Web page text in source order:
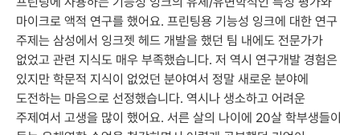
마이크로 액적 연구를 했어요. 프린팅용 기능성 잉크에 대한 연구
주제는 삼성에서 잉크젯 헤드 개발을 했던 팀 내에도 전문가가
없었고 관련 지식도 매우 부족했습니다. 저 역시 연구개발 경험은
있지만 학문적 지식이 없었던 분야여서 정말 새로운 분야에
도전하는 마음으로 선정했습니다. 역시나 생소하고 어려운
주제여서 고생을 많이 했어요. 서른 살의 나이에 20살 학부생들이